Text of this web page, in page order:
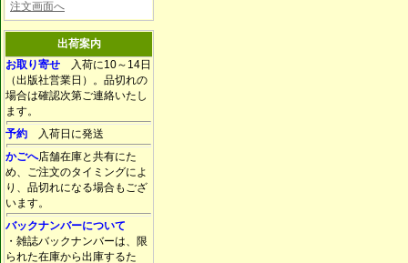
注文画面へ
出荷案内
お取り寄せ 入荷に10～14日
（出版社営業日）。品切れの
場合は確認次第ご連絡いたし
ます。
予約 入荷日に発送
かごへ店舗在庫と共有にた
め、ご注文のタイミングによ
り、品切れになる場合もござ
います。
バックナンバーについて
・雑誌バックナンバーは、限
られた在庫から出庫するた